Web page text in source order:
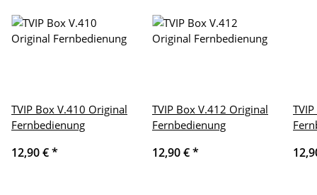
TVIP Box V.410 Original
Fernbedienung
12,90 €*
TVIP Box V.412 Original
Fernbedienung
12,90 €*